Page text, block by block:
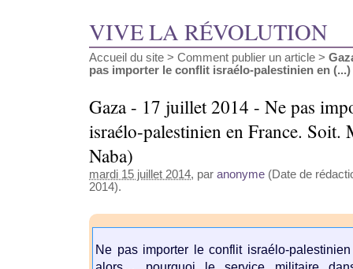
VIVE LA RÉVOLUTION
Accueil du site > Comment publier un article >
pas importer le conflit israélo-palestinien en (...)
Gaza - 17 juillet 2014 - Ne pas
israélo-palestinien en France. Soit.
Naba)
mardi 15 juillet 2014, par anonyme (Date de
2014).
Ne pas importer le conflit israélo-